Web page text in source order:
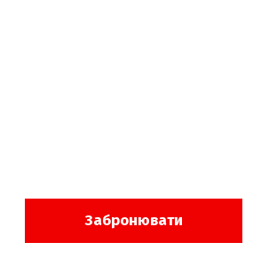
Забронювати